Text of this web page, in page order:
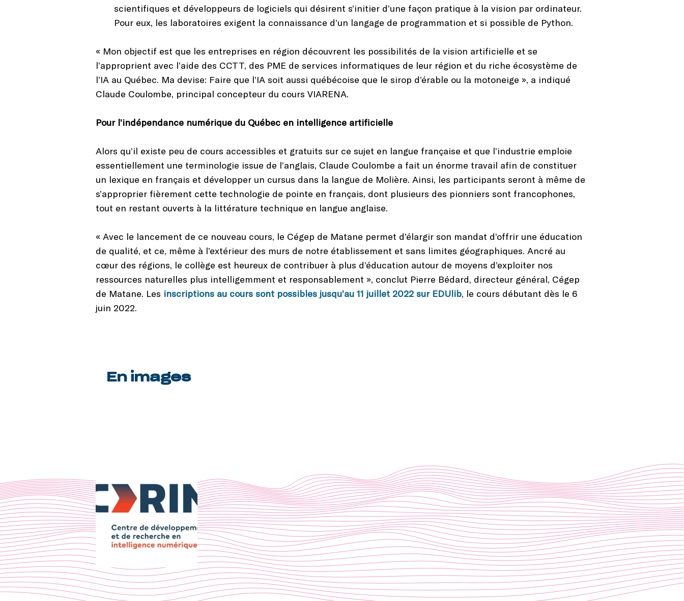
scientifiques et développeurs de logiciels qui désirent s’initier d’une façon pratique à la vision par ordinateur.
Pour eux, les laboratoires exigent la connaissance d’un langage de programmation et si possible de Python.
« Mon objectif est que les entreprises en région découvrent les possibilités de la vision artificielle et se
l’approprient avec l’aide des CCTT, des PME de services informatiques de leur région et du riche écosystème de
l’IA au Québec. Ma devise: Faire que l’IA soit aussi québécoise que le sirop d’érable ou la motoneige », a indiqué
Claude Coulombe, principal concepteur du cours VIARENA.
Pour l’indépendance numérique du Québec en intelligence artificielle
Alors qu’il existe peu de cours accessibles et gratuits sur ce sujet en langue française et que l’industrie emploie
essentiellement une terminologie issue de l’anglais, Claude Coulombe a fait un énorme travail afin de constituer
un lexique en français et développer un cursus dans la langue de Molière. Ainsi, les participants seront à même de
s’approprier fièrement cette technologie de pointe en français, dont plusieurs des pionniers sont francophones,
tout en restant ouverts à la littérature technique en langue anglaise.
« Avec le lancement de ce nouveau cours, le Cégep de Matane permet d’élargir son mandat d’offrir une éducation
de qualité, et ce, même à l’extérieur des murs de notre établissement et sans limites géographiques. Ancré au
cœur des régions, le collège est heureux de contribuer à plus d’éducation autour de moyens d’exploiter nos
ressources naturelles plus intelligemment et responsablement », conclut Pierre Bédard, directeur général, Cégep
de Matane. Les inscriptions au cours sont possibles jusqu’au 11 juillet 2022 sur EDUlib, le cours débutant dès le 6
juin 2022.
En images